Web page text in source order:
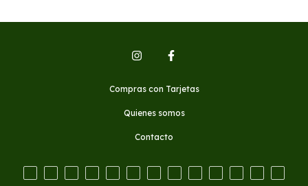
Compras con Tarjetas
Quienes somos
Contacto